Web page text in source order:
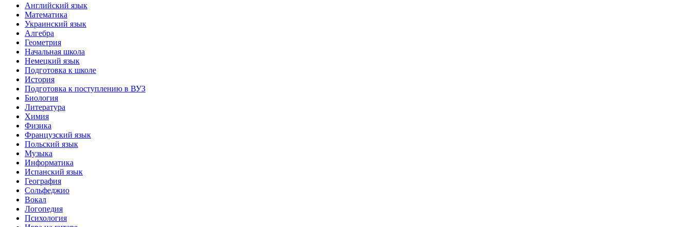
Английский язык
Математика
Украинский язык
Алгебра
Геометрия
Начальная школа
Немецкий язык
Подготовка к школе
История
Подготовка к поступлению в ВУЗ
Биология
Литература
Химия
Физика
Французский язык
Польский язык
Музыка
Информатика
Испанский язык
География
Сольфеджио
Вокал
Логопедия
Психология